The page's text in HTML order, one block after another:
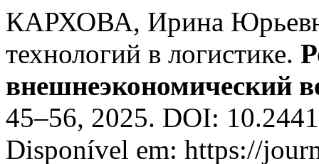
КАРХОВА, Ирина
технологий в логистике.
внешнеэкономический
45–56, 2025. DOI:
Disponível em: https://